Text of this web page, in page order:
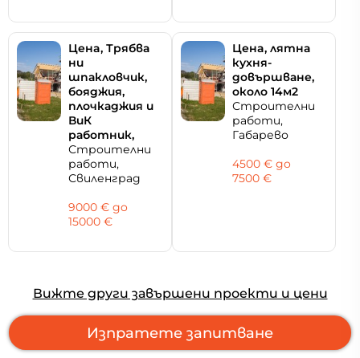
Изпратете запитване
Цeнa, Трябва
ни
шпакловчик,
бояджия,
плочкаджия и
ВиК
работник,
Строителни
работи,
Свиленград
9000 € дo
15000 €
Цeнa, лятна
кухня-
довършване,
около 14м2
Строителни
работи,
Габарево
4500 € дo
7500 €
Вижте други завършени проекти и цени